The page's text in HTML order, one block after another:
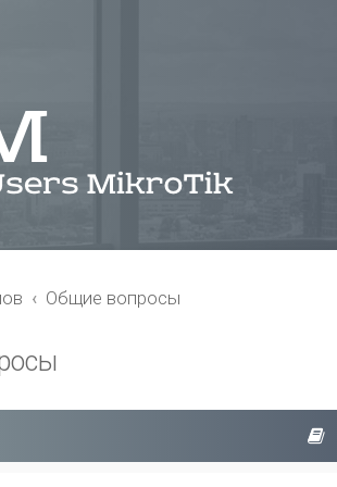
Общие вопросы